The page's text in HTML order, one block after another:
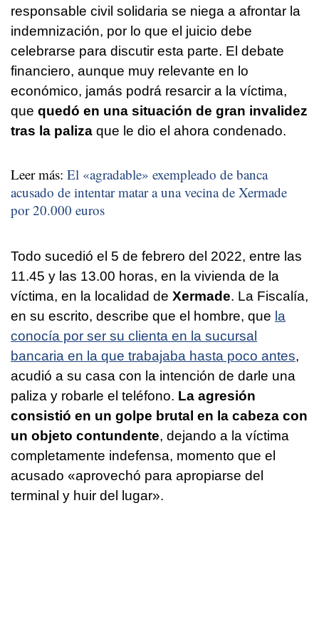
responsable civil solidaria se niega a afrontar la
indemnización, por lo que el juicio debe
celebrarse para discutir esta parte. El debate
financiero, aunque muy relevante en lo
económico, jamás podrá resarcir a la víctima,
que quedó en una situación de gran invalidez
tras la paliza que le dio el ahora condenado.
Leer más: El «agradable» exempleado de banca
acusado de intentar matar a una vecina de Xermade
por 20.000 euros
Todo sucedió el 5 de febrero del 2022, entre las
11.45 y las 13.00 horas, en la vivienda de la
víctima, en la localidad de Xermade. La Fiscalía,
en su escrito, describe que el hombre, que la
conocía por ser su clienta en la sucursal
bancaria en la que trabajaba hasta poco antes,
acudió a su casa con la intención de darle una
paliza y robarle el teléfono. La agresión
consistió en un golpe brutal en la cabeza con
un objeto contundente, dejando a la víctima
completamente indefensa, momento que el
acusado «aprovechó para apropiarse del
terminal y huir del lugar».